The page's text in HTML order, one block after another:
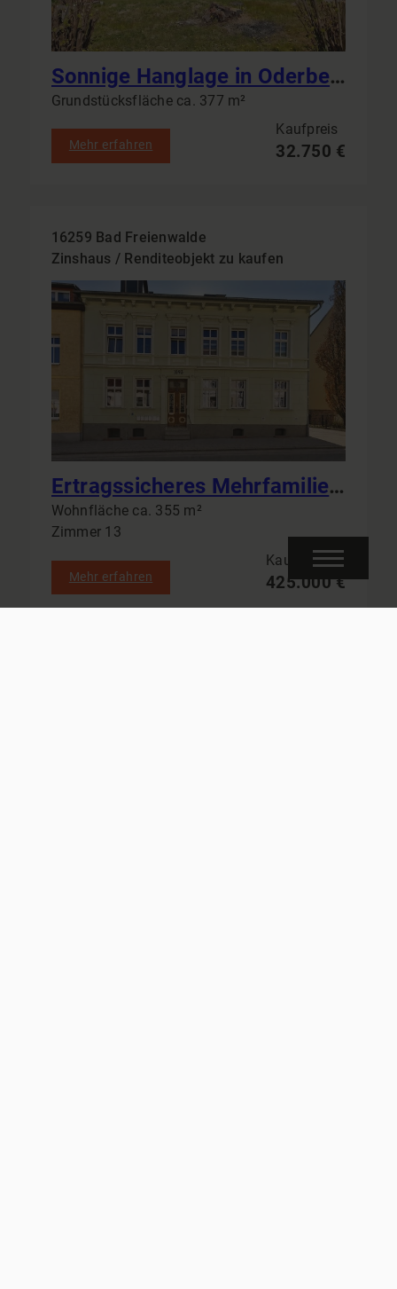
Sonnige Hanglage in Oderberg: Erschlossene Grundstücke ab 377 m² – Naturnah, bebaubar, bauträgerfrei
Grundstücksfläche ca. 377 m²
Mehr erfahren
Kaufpreis
32.750 €
16259 Bad Freienwalde
Zinshaus / Renditeobjekt zu kaufen
Ertragssicheres Mehrfamilienhaus in Bad Freienwalde: 6 Einheiten & Garagen als solide Kapitalanlage
Wohnfläche ca. 355 m²
Zimmer 13
Mehr erfahren
Kaufpreis
425.000 €